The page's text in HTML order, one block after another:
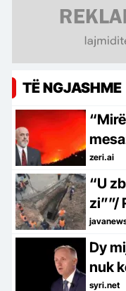
TË NGJASHME
zeri.ai
“U
zi””/
ishte
Dy
nuk
syri.net